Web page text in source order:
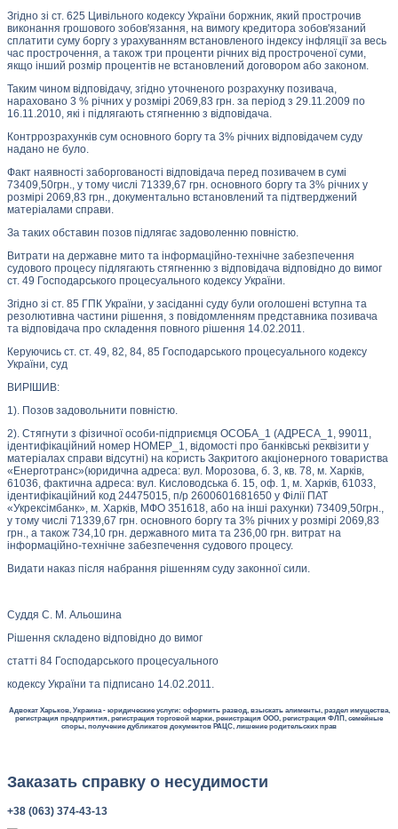
Згідно зі ст. 625 Цивільного кодексу України боржник, який прострочив
виконання грошового зобов'язання, на вимогу кредитора зобов'язаний
сплатити суму боргу з урахуванням встановленого індексу інфляції за весь
час прострочення, а також три проценти річних від простроченої суми,
якщо інший розмір процентів не встановлений договором або законом.
Таким чином відповідачу, згідно уточненого розрахунку позивача,
нараховано 3 % річних у розмірі 2069,83 грн. за період з 29.11.2009 по
16.11.2010, які і підлягають стягненню з відповідача.
Контррозрахунків сум основного боргу та 3% річних відповідачем суду
надано не було.
Факт наявності заборгованості відповідача перед позивачем в сумі
73409,50грн., у тому числі 71339,67 грн. основного боргу та 3% річних у
розмірі 2069,83 грн., документально встановлений та підтверджений
матеріалами справи.
За таких обставин позов підлягає задоволенню повністю.
Витрати на державне мито та інформаційно-технічне забезпечення
судового процесу підлягають стягненню з відповідача відповідно до вимог
ст. 49 Господарського процесуального кодексу України.
Згідно зі ст. 85 ГПК України, у засіданні суду були оголошені вступна та
резолютивна частини рішення, з повідомленням представника позивача
та відповідача про складення повного рішення 14.02.2011.
Керуючись ст. ст. 49, 82, 84, 85 Господарського процесуального кодексу
України, суд
ВИРІШИВ:
1). Позов задовольнити повністю.
2). Стягнути з фізичної особи-підприємця ОСОБА_1 (АДРЕСА_1, 99011,
ідентифікаційний номер НОМЕР_1, відомості про банківські реквізити у
матеріалах справи відсутні) на користь Закритого акціонерного товариства
«Енерготранс»(юридична адреса: вул. Морозова, б. 3, кв. 78, м. Харків,
61036, фактична адреса: вул. Кисловодська б. 15, оф. 1, м. Харків, 61033,
ідентифікаційний код 24475015, п/р 2600601681650 у Філії ПАТ
«Укрексімбанк», м. Харків, МФО 351618, або на інші рахунки) 73409,50грн.,
у тому числі 71339,67 грн. основного боргу та 3% річних у розмірі 2069,83
грн., а також 734,10 грн. державного мита та 236,00 грн. витрат на
інформаційно-технічне забезпечення судового процесу.
Видати наказ після набрання рішенням суду законної сили.
Суддя С. М. Альошина
Рішення складено відповідно до вимог
статті 84 Господарського процесуального
кодексу України та підписано 14.02.2011.
Адвокат Харьков, Украина - юридические услуги: оформить развод, взыскать алименты, раздел имущества,
регистрация предприятия, регистрация торговой марки, ренистрация ООО, регистрация ФЛП, семейные
споры, получение дубликатов документов РАЦС, лишение родительских прав
Заказать справку о несудимости
+38 (063) 374-43-13